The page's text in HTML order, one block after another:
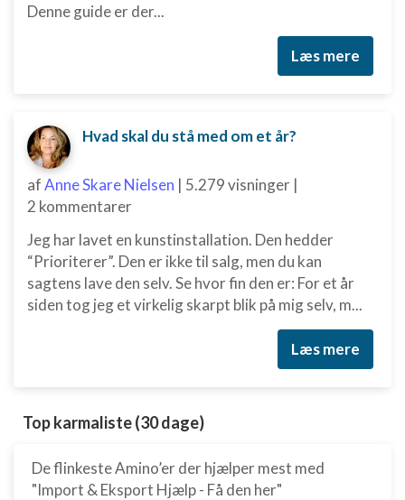
Denne guide er der...
Læs mere
Hvad skal du stå med om et år?
afAnne Skare Nielsen | 5.279 visninger |
2 kommentarer
Jeg har lavet en kunstinstallation. Den hedder
“Prioriterer”. Den er ikke til salg, men du kan
sagtens lave den selv. Se hvor fin den er: For et år
siden tog jeg et virkelig skarpt blik på mig selv, m...
Læs mere
Top karmaliste (30 dage)
De flinkeste Amino’er der hjælper mest med
"Import & Eksport Hjælp - Få den her"